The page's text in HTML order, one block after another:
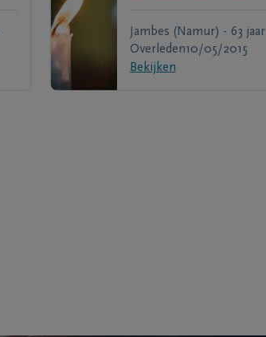
Jambes (Namur) - 63 jaar
Overleden10/05/2015
Bekijken